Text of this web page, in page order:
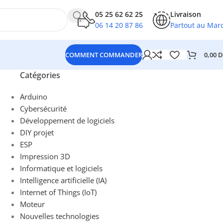
05 25 62 62 25
06 14 20 87 86
Livraison
Partout au
COMMENT COMMANDER 0,00
Catégories
Arduino
Cybersécurité
Développement de logiciels
DIY projet
ESP
Impression 3D
Informatique et logiciels
Intelligence artificielle (IA)
Internet of Things (IoT)
Moteur
Nouvelles technologies